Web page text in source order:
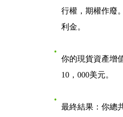
行權，期權作廢
利金。
你的現貨資產增
10，000美元。
最終結果 ：你總